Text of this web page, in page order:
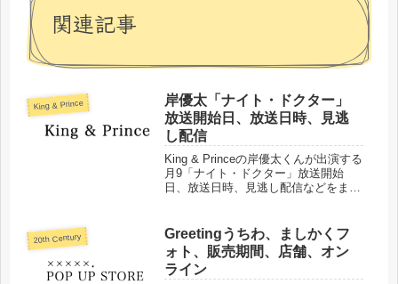
関連記事
King & Prince
岸優太「ナイト・ドクター」
放送開始日、放送日時、見逃
し配信
King & Princeの岸優太くんが出演する
月9「ナイト・ドクター」放送開始
日、放送日時、見逃し配信などをまと
20th Century
Greetingうちわ、ましかくフ
ォト、販売期間、店舗、オン
ライン